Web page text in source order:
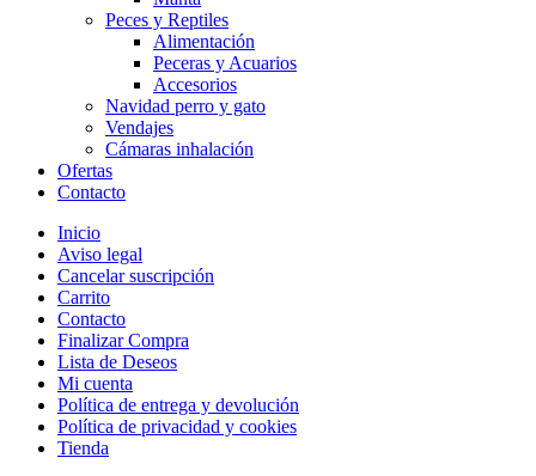
Peces y Reptiles
Alimentación
Peceras y Acuarios
Accesorios
Navidad perro y gato
Vendajes
Cámaras inhalación
Ofertas
Contacto
Inicio
Aviso legal
Cancelar suscripción
Carrito
Contacto
Finalizar Compra
Lista de Deseos
Mi cuenta
Política de entrega y devolución
Política de privacidad y cookies
Tienda